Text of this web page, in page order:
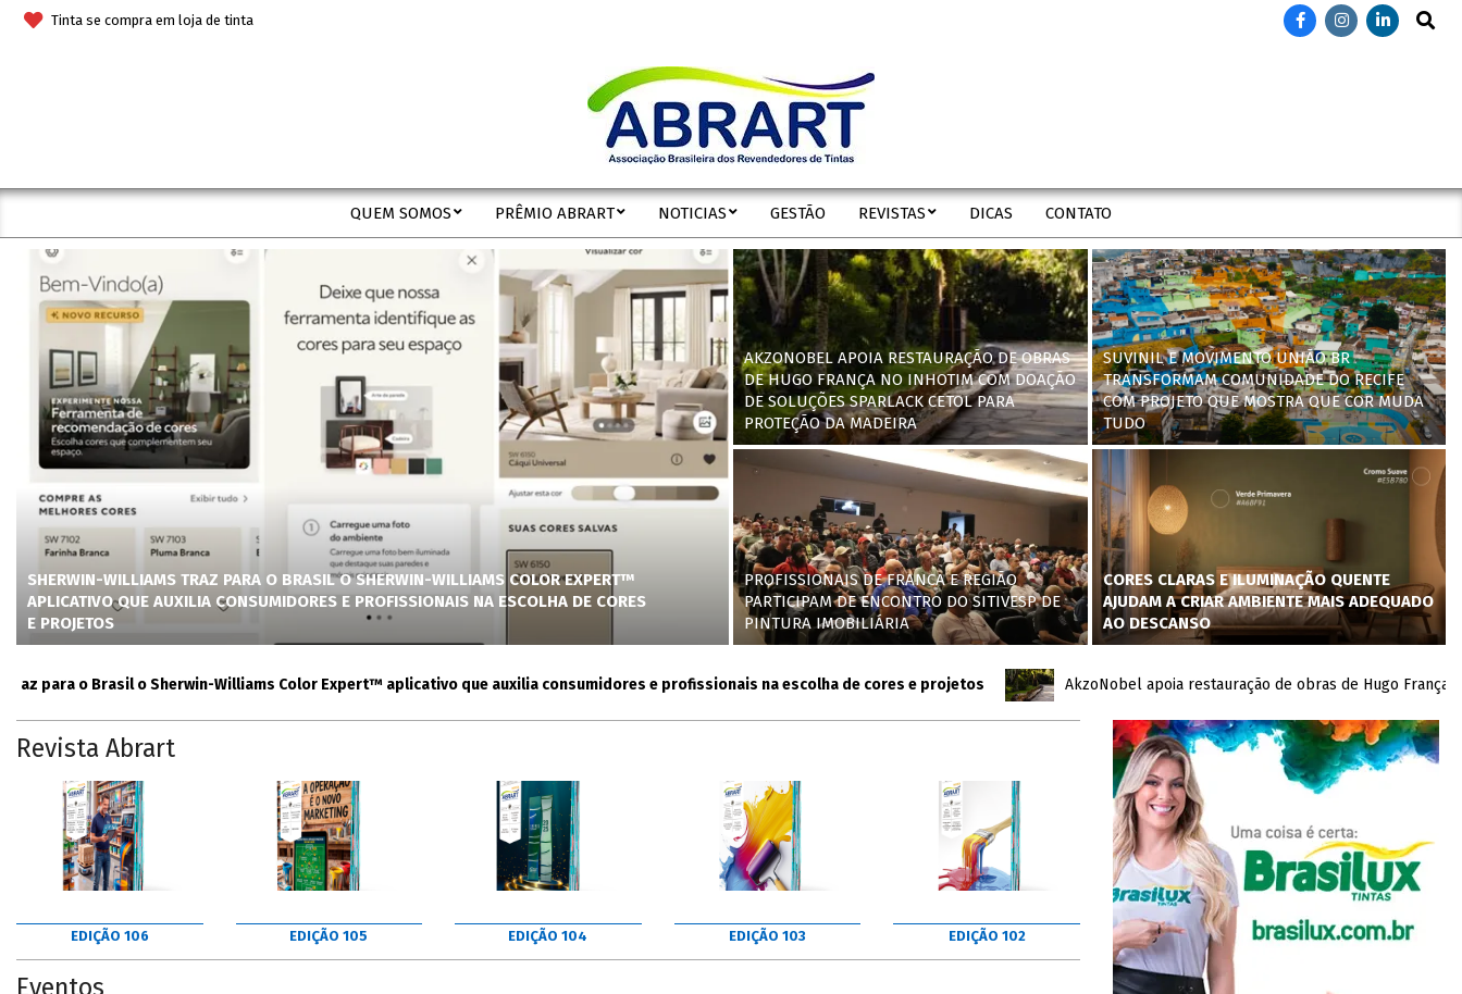
Skip
Tinta se compra em loja de tinta
Search
ABRART
Secondary
Navigation
Menu
QUEM SOMOS PRÊMIO ABRART NOTICIAS GESTÃO REVISTAS DICAS CONTATO
SHERWIN-WILLIAMS TRAZ PARA O BRASIL O SHERWIN-WILLIAMS COLOR EXPERT™
APLICATIVO QUE AUXILIA CONSUMIDORES E PROFISSIONAIS NA ESCOLHA DE CORES
E PROJETOS
AKZONOBEL APOIA RESTAURAÇÃO DE OBRAS
DE HUGO FRANÇA NO INHOTIM COM DOAÇÃO
DE SOLUÇÕES SPARLACK CETOL PARA
PROTEÇÃO DA MADEIRA
SUVINIL E MOVIMENTO UNIÃO BR
TRANSFORMAM COMUNIDADE DO RECIFE
COM PROJETO QUE MOSTRA QUE COR MUDA
TUDO
PROFISSIONAIS DE FRANCA E REGIÃO
PARTICIPAM DE ENCONTRO DO SITIVESP DE
PINTURA IMOBILIÁRIA
CORES CLARAS E ILUMINAÇÃO QUENTE
AJUDAM A CRIAR AMBIENTE MAIS ADEQUADO
AO DESCANSO
o Brasil o Sherwin-Williams Color Expert™ aplicativo que auxilia consumidores e profissionais na escolha de cores e projetos AkzoNobel apoia restauração de obras de Hugo França no
Revista Abrart
EDIÇÃO 106 EDIÇÃO 105 EDIÇÃO 104 EDIÇÃO 103 EDIÇÃO 102
Eventos